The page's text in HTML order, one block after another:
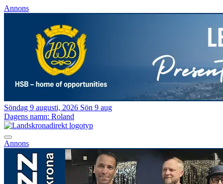
Annons
Söndag 9 augusti, 2026 Sön 9 aug
Dagens namn: Roland
Annons